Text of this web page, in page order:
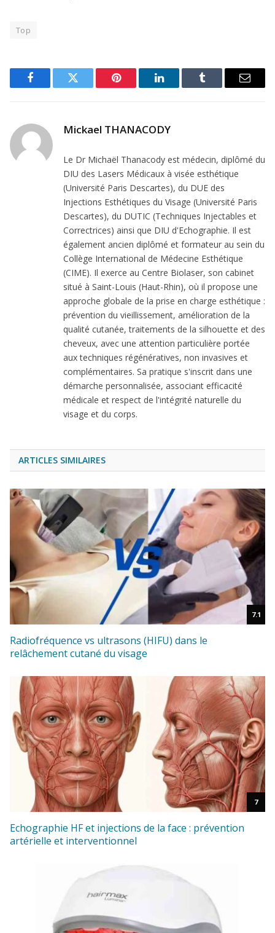
Top
FacebookTwitter Pinterest LinkedIn Tumblr Email
Mickael THANACODY
Le Dr Michaël Thanacody est médecin, diplômé du
DIU des Lasers Médicaux à visée esthétique
(Université Paris Descartes), du DUE des
Injections Esthétiques du Visage (Université Paris
Descartes), du DUTIC (Techniques Injectables et
Correctrices) ainsi que DIU d'Echographie. Il est
également ancien diplômé et formateur au sein du
Collège International de Médecine Esthétique
(CIME). Il exerce au Centre Biolaser, son cabinet
situé à Saint-Louis (Haut-Rhin), où il propose une
approche globale de la prise en charge esthétique :
prévention du vieillissement, amélioration de la
qualité cutanée, traitements de la silhouette et des
cheveux, avec une attention particulière portée
aux techniques régénératives, non invasives et
complémentaires. Sa pratique s'inscrit dans une
démarche personnalisée, associant efficacité
médicale et respect de l'intégrité naturelle du
visage et du corps.
ARTICLES SIMILAIRES
7.1
Radiofréquence vs ultrasons (HIFU) dans le
relâchement cutané du visage
7
Echographie HF et injections de la face : prévention
artérielle et interventionnel